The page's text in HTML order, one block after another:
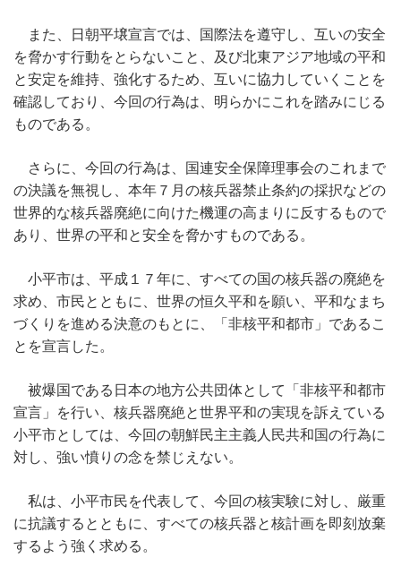
また、日朝平壌宣言では、国際法を遵守し、互いの安全
を脅かす行動をとらないこと、及び北東アジア地域の平和
と安定を維持、強化するため、互いに協力していくことを
確認しており、今回の行為は、明らかにこれを踏みにじる
ものである。
さらに、今回の行為は、国連安全保障理事会のこれまで
の決議を無視し、本年７月の核兵器禁止条約の採択などの
世界的な核兵器廃絶に向けた機運の高まりに反するもので
あり、世界の平和と安全を脅かすものである。
小平市は、平成１７年に、すべての国の核兵器の廃絶を
求め、市民とともに、世界の恒久平和を願い、平和なまち
づくりを進める決意のもとに、「非核平和都市」であるこ
とを宣言した。
被爆国である日本の地方公共団体として「非核平和都市
宣言」を行い、核兵器廃絶と世界平和の実現を訴えている
小平市としては、今回の朝鮮民主主義人民共和国の行為に
対し、強い憤りの念を禁じえない。
私は、小平市民を代表して、今回の核実験に対し、厳重
に抗議するとともに、すべての核兵器と核計画を即刻放棄
するよう強く求める。